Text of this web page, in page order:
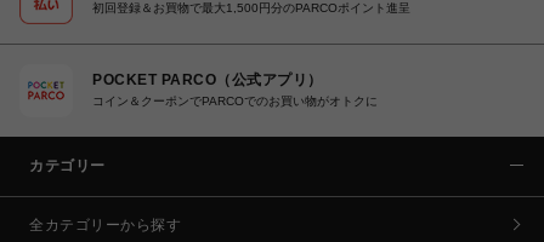
初回登録＆お買物で最大1,500円分のPARCOポイント進呈
POCKET PARCO（公式アプリ）
コイン＆クーポンでPARCOでのお買い物がオトクに
カテゴリー
全カテゴリーから探す